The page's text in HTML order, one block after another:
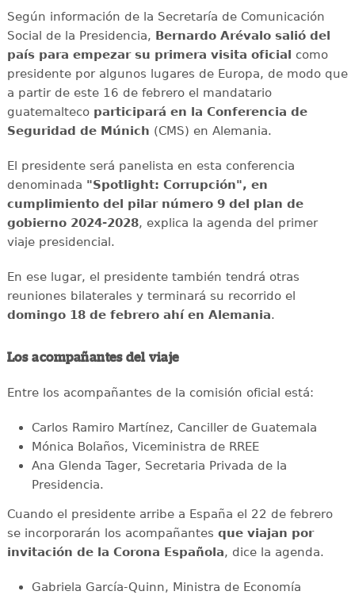
Según información de la Secretaría de Comunicación
Social de la Presidencia, Bernardo Arévalo salió del
país para empezar su primera visita oficial como
presidente por algunos lugares de Europa, de modo que
a partir de este 16 de febrero el mandatario
guatemalteco participará en la Conferencia de
Seguridad de Múnich (CMS) en Alemania.
El presidente será panelista en esta conferencia
denominada "Spotlight: Corrupción", en
cumplimiento del pilar número 9 del plan de
gobierno 2024-2028, explica la agenda del primer
viaje presidencial.
En ese lugar, el presidente también tendrá otras
reuniones bilaterales y terminará su recorrido el
domingo 18 de febrero ahí en Alemania.
Los acompañantes del viaje
Entre los acompañantes de la comisión oficial está:
⁠Carlos Ramiro Martínez, Canciller de Guatemala
Mónica Bolaños, Viceministra de RREE
Ana Glenda Tager, Secretaria Privada de la
Presidencia.
Cuando el presidente arribe a España el 22 de febrero
se incorporarán los acompañantes que viajan por
invitación de la Corona Española, dice la agenda.
Gabriela García-Quinn, Ministra de Economía